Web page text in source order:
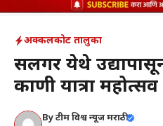
अक्कलकोट तालुका
सलगर येथे
कारुणी यात्रा महोत्सव
Byटीम विश्व न्यूज मराठी